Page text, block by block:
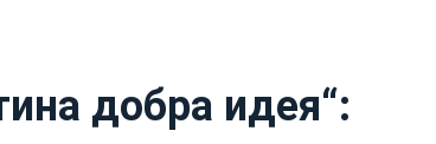
добра идея“: